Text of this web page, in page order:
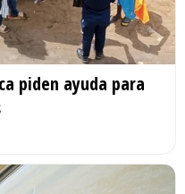
piden ayuda para